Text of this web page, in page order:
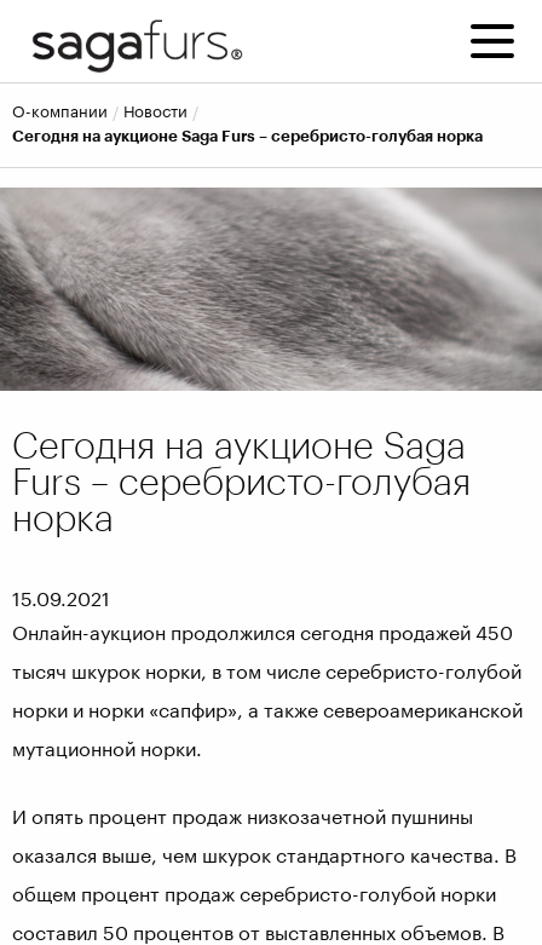
о-компании
новости
Сегодня на аукционе Saga Furs – серебристо-голубая норка
Сегодня на аукционе Saga
Furs – серебристо-голубая
норка
15.09.2021
Онлайн-аукцион продолжился сегодня продажей 450
тысяч шкурок норки, в том числе серебристо-голубой
норки и норки «сапфир», а также североамериканской
мутационной норки.
И опять процент продаж низкозачетной пушнины
оказался выше, чем шкурок стандартного качества. В
общем процент продаж серебристо-голубой норки
составил 50 процентов от выставленных объемов. В